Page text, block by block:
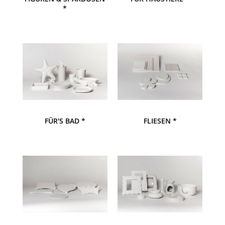
*
FÜR'S BAD * FLIESEN *